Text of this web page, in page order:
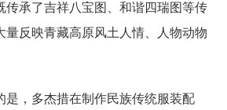
传承了吉祥八宝图、和谐四瑞图等传
量反映青藏高原风土人情、人物动物
是，多杰措在制作民族传统服装配